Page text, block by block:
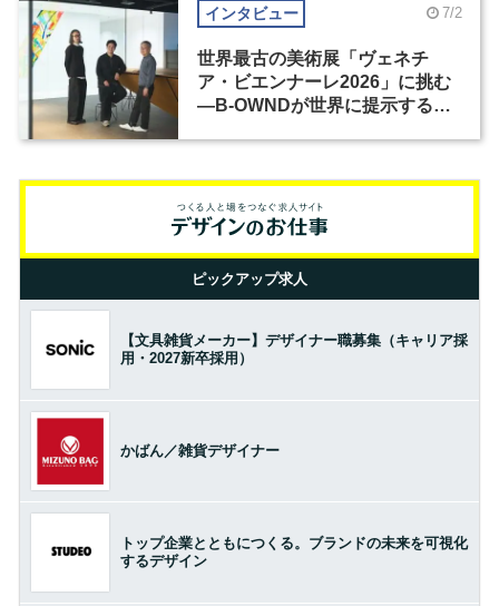
インタビュー 7/2
世界最古の美術展「ヴェネチ
ア・ビエンナーレ2026」に挑む
―B-OWNDが世界に提示する美
ピックアップ求人
【文具雑貨メーカー】デザイナー職募集（キャリア採
用・2027新卒採用）
かばん／雑貨デザイナー
トップ企業とともにつくる。ブランドの未来を可視化
するデザイン